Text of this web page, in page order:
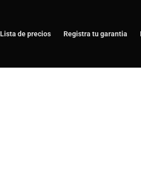
Lista de precios Registra tu garantia